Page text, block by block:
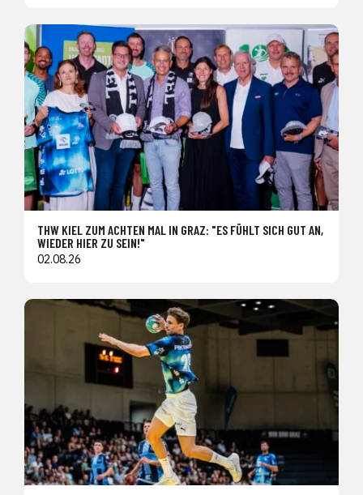
THW KIEL ZUM ACHTEN MAL IN GRAZ: "ES FÜHLT SICH GUT AN,
WIEDER HIER ZU SEIN!"
02.08.26